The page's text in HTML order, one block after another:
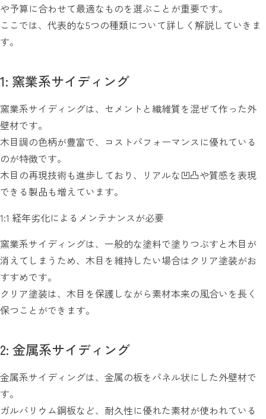
や予算に合わせて最適なものを選ぶことが重要です。
ここでは、代表的な5つの種類について詳しく解説していきま
す。
1: 窯業系サイディング
窯業系サイディングは、セメントと繊維質を混ぜて作った外
壁材です。
木目調の色柄が豊富で、コストパフォーマンスに優れている
のが特徴です。
木目の再現技術も進歩しており、リアルな凹凸や質感を表現
できる製品も増えています。
1:1 経年劣化によるメンテナンスが必要
窯業系サイディングは、一般的な塗料で塗りつぶすと木目が
消えてしまうため、木目を維持したい場合はクリア塗装がお
すすめです。
クリア塗装は、木目を保護しながら素材本来の風合いを長く
保つことができます。
2: 金属系サイディング
金属系サイディングは、金属の板をパネル状にした外壁材で
す。
ガルバリウム鋼板など、耐久性に優れた素材が使われている